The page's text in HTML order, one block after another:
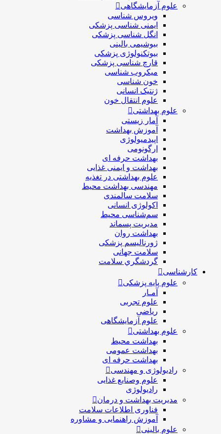
علوم آزمایشگاهی
ویروس شناسی
ایمنی شناسی پزشكی
انگل شناسی پزشکی
بیوشیمی بالینی
بیوتکنولوژی پزشکی
قارچ شناسی پزشکی
ميكروب شناسی
خون شناسی
ژنتیک انسانی
علوم انتقال خون
علوم بهداشتی
آمار زیستی
آموزش بهداشت
اپیدمیولوژی
ارگونومی
بهداشت حرفه ای
بهداشت و ایمنی غذایی
علوم بهداشتی در تغذیه
مهندسی بهداشت محيط
سلامت سالمندی
اکولوژی انسانی
سم‌شناسی محیط
مدیریت پسماند
بهداشت روان
ژورنالیسم پزشکی
سلامت جهانی
گردشگري سلامت
کارشناسی
علوم پایه پزشکی
آمـار
علوم تجربی
ریاضی
علوم آزمایشگاهی
علوم بهداشتی
بهداشت محیط
بهداشت عمومی
بهداشت حرفه ای
رادیولوژی و مهندسی
علوم وصنایع غذایی
رادیولوژی
مدیریت بهداشت و درمان
فناوری اطلاعات سلامت
آموزش راهنمایی و مشاوره
علوم بالینی